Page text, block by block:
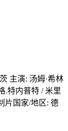
主演: 汤姆·希林
.特内普特 / 米里
片国家/地区: 德